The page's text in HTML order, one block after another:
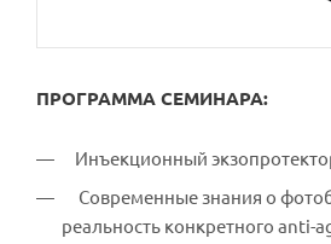
ПРОГРАММА СЕМИНАРА:
Инъекционный
Современные знания о
реальность конкретного anti-